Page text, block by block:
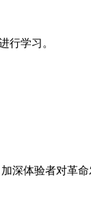
行学习。
深体验者对革